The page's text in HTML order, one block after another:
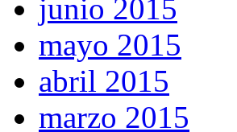
junio 2015
mayo 2015
abril 2015
marzo 2015